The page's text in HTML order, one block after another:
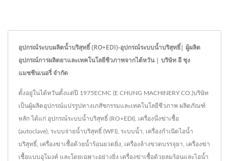
อุปกรณ์ระบบผลิตน้ำบริสุทธิ์ (RO+EDI)-อุปกรณ์ระบบน้ำบริสุทธิ์| ผู้ผลิต
อุปกรณ์การผลิตยาและเทคโนโลยีชีวภาพจากไต้หวัน | บริษัท อี ชุง
แมชชีนเนอรี่ จำกัด
ตั้งอยู่ในไต้หวันตั้งแต่ปี 1975ECMC (E CHUNG MACHINERY CO.)บริษัท
เป็นผู้ผลิตอุปกรณ์แปรรูปทางเภสัชกรรมและเทคโนโลยีชีวภาพ ผลิตภัณฑ์
หลัก ได้แก่ อุปกรณ์ระบบน้ำบริสุทธิ์ (RO+EDI), เครื่องนึ่งฆ่าเชื้อ
(autoclave), ระบบจ่ายน้ำบริสุทธิ์ (WFI), ระบบน้ำ, เครื่องกำเนิดไอน้ำ
บริสุทธิ์, เครื่องฆ่าเชื้อด้วยน้ำร้อนยวดยิ่ง, เครื่องล้างขวดบรรจุยา, เครื่องฆ่า
เชื้อแบบอุโมงค์ และโดยเฉพาะอย่างยิ่ง เครื่องฆ่าเชื้อด้วยลมร้อนและไอน้ำ